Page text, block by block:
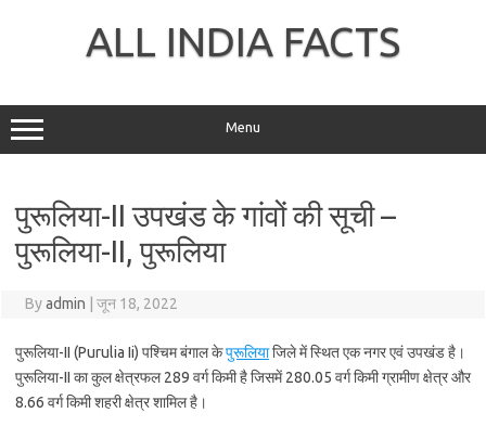
ALL INDIA FACTS
Menu
पुरूलिया-II उपखंड के गांवों की सूची –
पुरूलिया-II, पुरूलिया
Byadmin जून 18, 2022
पुरूलिया-II (Purulia Ii) पश्चिम बंगाल केपुरूलियाजिले में स्थित एक नगर एवं उपखंड है।
पुरूलिया-II का कुल क्षेत्रफल 289 वर्ग किमी है जिसमें 280.05 वर्ग किमी ग्रामीण क्षेत्र और
8.66 वर्ग किमी शहरी क्षेत्र शामिल है।